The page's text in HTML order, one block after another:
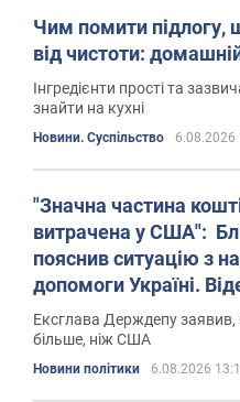
Чим помити підлогу,
від чистоти:
Інгредієнти прості та
знайти на кухні
Новини. Суспільство 6.08.2026
"Значна частина
витрачена у США":
пояснив ситуацію з
допомоги Україні.
Ексглава Держдепу заявив,
більше, ніж США
Новини політики 6.08.2026